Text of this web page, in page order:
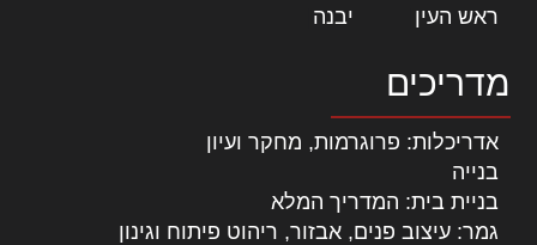
ראש העין
יבנה
מדריכים
אדריכלות: פרוגרמות, מחקר ועיון
בנייה
בניית בית: המדריך המלא
גמר: עיצוב פנים, אבזור, ריהוט פיתוח וגינון